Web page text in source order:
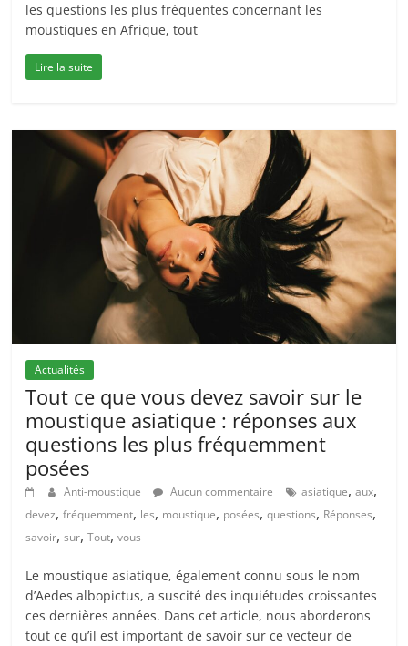
les questions les plus fréquentes concernant les
moustiques en Afrique, tout
Lire la suite
Actualités
Tout ce que vous devez savoir sur le
moustique asiatique : réponses aux
questions les plus fréquemment
posées
Anti-moustique Aucun commentaire asiatique,aux,
devez,fréquemment, les, moustique, posées,questions, Réponses,
savoir,sur,Tout,vous
Le moustique asiatique, également connu sous le nom
d’Aedes albopictus, a suscité des inquiétudes croissantes
ces dernières années. Dans cet article, nous aborderons
tout ce qu’il est important de savoir sur ce vecteur de